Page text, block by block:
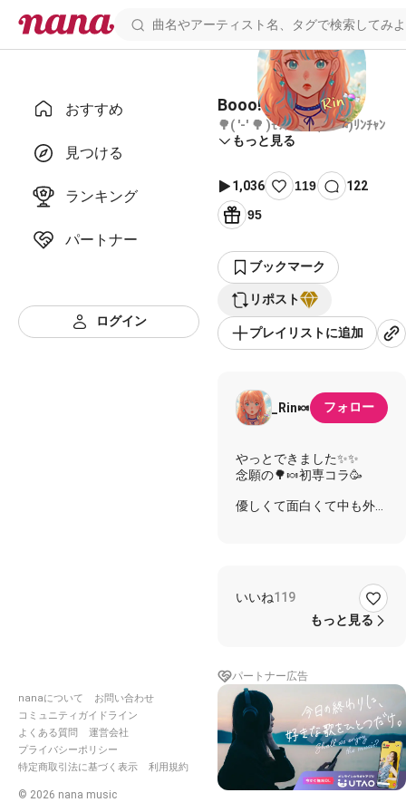
おすすめ
見つける
ランキング
パートナー
ログイン
nanaについて
お問い合わせ
コミュニティガイドライン
よくある質問
運営会社
プライバシーポリシー
特定商取引法に基づく表示
利用規約
© 2026 nana music
Booo!
🌳( '-' 🌳 )ﾓﾘﾁｬﾝ🍬( '-' 🍬)ﾘﾝﾁｬﾝ
もっと見る
1,036 119
122
95
ブックマーク
リポスト
プレイリストに追加
_Rin🍬 フォロー
やっとできました✨✨
念願の🌳🍬初専コラ🥳
優しくて面白くて中も外も
雲の上の人だなぁ🤩って思
った出会いから始まって‎
☁️ ✡︎⋆꙳ ☁️◝✩ ☁️⸝⋆
こうして専コラも実現でき
たのすごく嬉しい(´>∀<
｀)ゝ))ｴﾍﾍ💕
サウンド作ってる間も色々
わがまま付き合ってくれ
て、細かく調整してくれて
大満足すぎる仕上がりにな
いいね119
もっと見る
パートナー広告